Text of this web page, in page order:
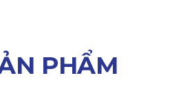
PHẨM